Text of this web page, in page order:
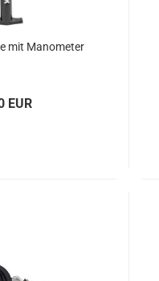
mit Ma­no­me­ter
EUR